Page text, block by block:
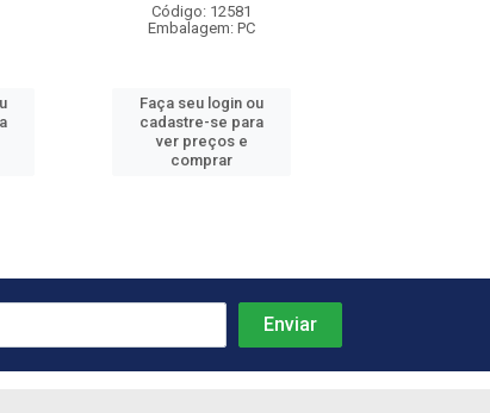
Código: 12581
Embalagem: PC
Faça seu login ou
cadastre-se para
ver preços e
comprar